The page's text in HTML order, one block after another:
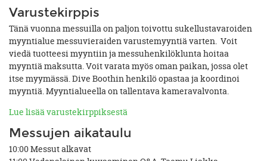
Varustekirppis
Tänä vuonna messuilla on paljon toivottu sukellustavaroiden
myyntialue messuvieraiden varustemyyntiä varten. Voit
viedä tuotteesi myyntiin ja messuhenkilöklunta hoitaa
myyntiä maksutta. Voit varata myös oman paikan, jossa olet
itse myymässä. Dive Boothin henkilö opastaa ja koordinoi
myyntiä. Myyntialueella on tallentava kameravalvonta.
Lue lisää varustekirppiksestä
Messujen aikataulu
10:00 Messut alkavat